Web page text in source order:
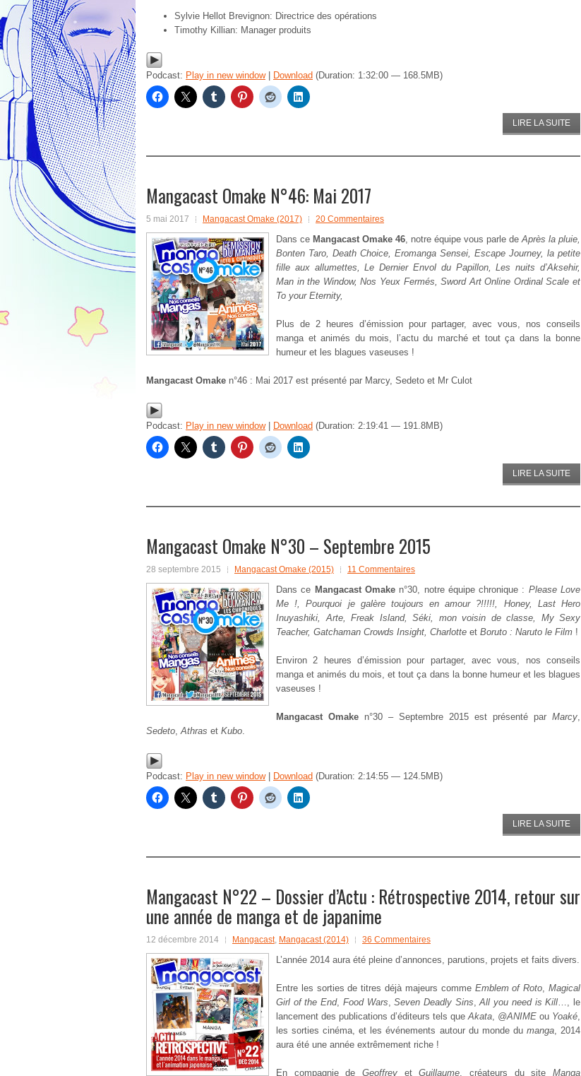
Sylvie Hellot Brevignon: Directrice des opérations
Timothy Killian: Manager produits
Podcast: Play in new window| Download (Duration: 1:32:00 — 168.5MB)
LIRE LA SUITE
Mangacast Omake N°46: Mai 2017
5 mai 2017 Mangacast Omake (2017) 20 Commentaires
Dans ce Mangacast Omake 46 , notre équipe vous parle de Après la pluie,
Bonten Taro, Death Choice, Eromanga Sensei, Escape Journey, la petite
fille aux allumettes, Le Dernier Envol du Papillon, Les nuits d’Aksehir,
Man in the Window, Nos Yeux Fermés, Sword Art Online Ordinal Scale et
To your Eternity,
Plus de 2 heures d’émission pour partager, avec vous, nos conseils
manga et animés du mois, l’actu du marché et tout ça dans la bonne
humeur et les blagues vaseuses !
Mangacast Omake n°46 : Mai 2017 est présenté par Marcy, Sedeto et Mr Culot
Podcast: Play in new window| Download (Duration: 2:19:41 — 191.8MB)
LIRE LA SUITE
Mangacast Omake N°30 – Septembre 2015
28 septembre 2015 Mangacast Omake (2015) 11 Commentaires
Dans ce Mangacast Omake n°30, notre équipe chronique : Please Love
Me !, Pourquoi je galère toujours en amour ?!!!!!, Honey, Last Hero
Inuyashiki, Arte, Freak Island, Séki, mon voisin de classe, My Sexy
Teacher, Gatchaman Crowds Insight, Charlotte et Boruto : Naruto le Film !
Environ 2 heures d’émission pour partager, avec vous, nos conseils
manga et animés du mois, et tout ça dans la bonne humeur et les blagues
vaseuses !
Mangacast Omake n°30 – Septembre 2015 est présenté par Marcy
Sedeto Athras et Kubo
Podcast: Play in new window| Download (Duration: 2:14:55 — 124.5MB)
LIRE LA SUITE
Mangacast N°22 – Dossier d’Actu : Rétrospective 2014, retour sur
une année de manga et de japanime
12 décembre 2014 Mangacast, Mangacast (2014) 36 Commentaires
L’année 2014 aura été pleine d’annonces, parutions, projets et faits divers.
Entre les sorties de titres déjà majeurs comme Emblem of Roto ,Magical
Girl of the End, Food Wars ,Seven Deadly Sins ,All you need is Kill …, le
lancement des publications d’éditeurs tels que Akata @ANIME ou Yoaké
les sorties cinéma, et les événements autour du monde du manga, 2014
aura été une année extrêmement riche !
En compagnie de Geoffrey etGuillaume , créateurs du siteManga